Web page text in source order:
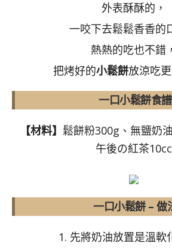
外表酥酥的，
一咬下去鬆鬆香香的
熱熱的吃也不錯，
把烤好的小鬆餅放涼吃
一口小鬆餅食譜
【材料】 鬆餅粉300g、無鹽奶
午後の紅茶10cc
一口小鬆餅 – 做
1. 先將奶油放置是溫軟